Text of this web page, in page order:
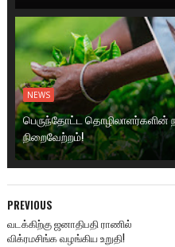
NEWS
பெருந்தோட்ட தொழிலாளர்களின்
நிறைவேற்றம்!
PREVIOUS
வடக்கிற்கு ஜனாதிபதி ராணில்
விக்ரமசிங்க வழங்கிய உறுதி!